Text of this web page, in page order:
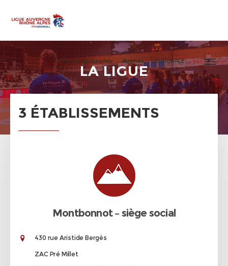
Offres et demandes Agenda JE SIGNALE
LA LIGUE
3 ÉTABLISSEMENTS
Montbonnot – siège social
430 rue Aristide Bergès
ZAC Pré Millet